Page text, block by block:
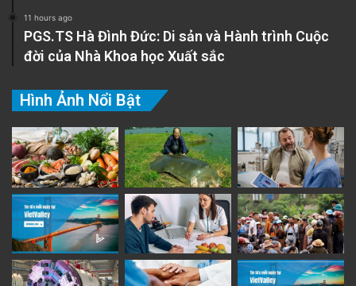
11 hours ago
PGS.TS Hà Đình Đức: Di sản và Hành trình Cuộc
đời của Nhà Khoa học Xuất sắc
Hình Ảnh Nổi Bật